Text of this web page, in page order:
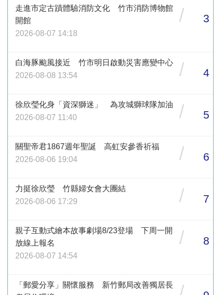
走進市定古蹟體驗消防文化 竹市消防博物館
開館
2026-08-07 14:18
/ 3
白海豚颱風接近 竹市明日啟動災害應變中心
2026-08-08 13:54
/ 4
徐欣瑩化身「資深獅迷」 為攻城獅球隊加油
2026-08-07 11:40
/ 5
關聖帝君1867週年聖誕 高虹安參香祈福
2026-08-06 19:04
/ 6
力挺徐欣瑩 竹縣婦女會大團結
2026-08-06 17:29
/ 7
親子互動式繪本故事劇場8/23登場 下周一開
放線上報名
2026-08-07 14:54
/ 8
「郵愛分享」關懷服務 新竹郵局改善獨居長